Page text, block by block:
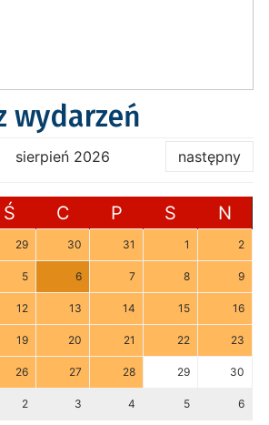
wydarzeń
sierpień 2026 następny
Ś C P S N
29 30 31 1 2
5 6 7 8 9
12 13 14 15 16
19 20 21 22 23
26 27 28 29 30
2 3 4 5 6